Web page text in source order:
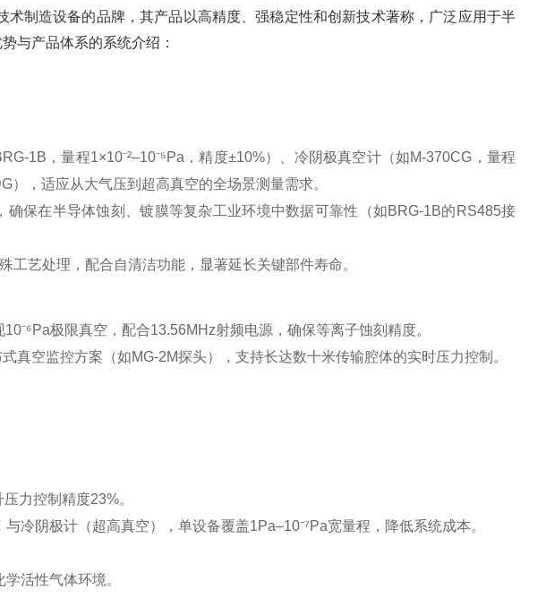
制造设备的品牌，其产品以高精度、强稳定性和创新技术著称，广泛应用于半
与产品体系的系统介绍：
1B，量程1×10⁻²–10⁻⁵Pa，精度±10%）、冷阴极真空计（如M-370CG，量程
），适应从大气压到超高真空的全场景测量需求‌。
确保在半导体蚀刻、镀膜等复杂工业环境中数据可靠性（如BRG-1B的RS485接
工艺处理，配合自清洁功能，显著延长关键部件寿命‌。
极限真空，配合13.56MHz射频电源，确保等离子蚀刻精度‌。
真空监控方案（如MG-2M探头），支持长达数十米传输腔体的实时压力控制‌。
力控制精度23%。
与冷阴极计（超高真空），单设备覆盖1Pa–10⁻⁷Pa宽量程，降低系统成本‌。
活性气体环境‌。